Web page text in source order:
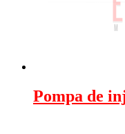
Pompa de